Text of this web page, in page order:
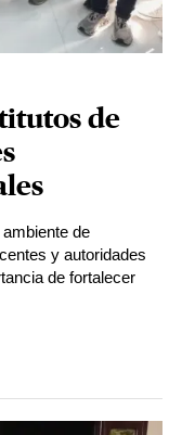
de
de
y autoridades
de fortalecer